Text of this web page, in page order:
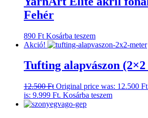
Fehér
890 Ft Kosárba teszem
Akció!
Tufting alapvászon
12.500Ft Original price was: 12.500
is: 9.999 Ft. Kosárba teszem